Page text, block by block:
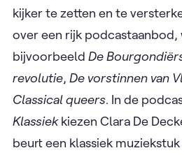
kijker te zetten en te
over een rijk podcastaanbod,
bijvoorbeeld De
revolutie, De vorstinnen van
Classical queers. In de
Klassiekkiezen Clara De
beurt een klassiek